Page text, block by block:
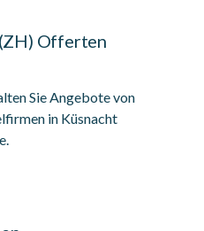
Offerten
Sie Angebote von
in Küsnacht